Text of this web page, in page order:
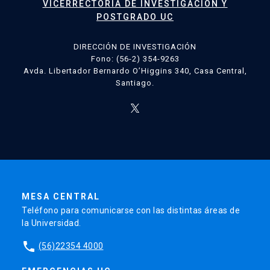
VICERRECTORÍA DE INVESTIGACIÓN Y
POSTGRADO UC
DIRECCIÓN DE INVESTIGACIÓN
Fono: (56-2) 354-9263
Avda. Libertador Bernardo O’Higgins 340, Casa Central,
Santiago.
MESA CENTRAL
Teléfono para comunicarse con las distintas áreas de
la Universidad.
phone (56)22354 4000